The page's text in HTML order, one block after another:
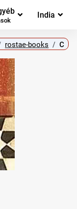
India
rostae-books C